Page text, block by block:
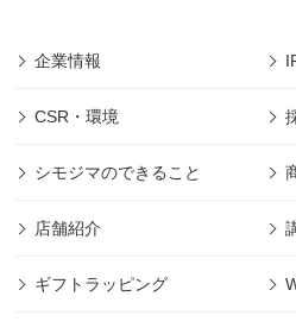
企業情報
CSR・環境
シモジマのできること
店舗紹介
ギフトラッピング